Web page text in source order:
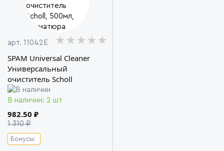
арт. 11042E ★★★★★
★★★★★
★★★★★
SPAM Universal Cleaner
Универсальный
очиститель Scholl
В наличии: 2 шт
982.50 ₽
1 310 ₽
Бонусы: